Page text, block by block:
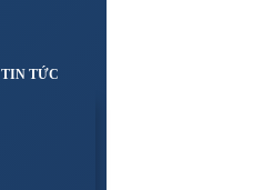
TIN TỨC